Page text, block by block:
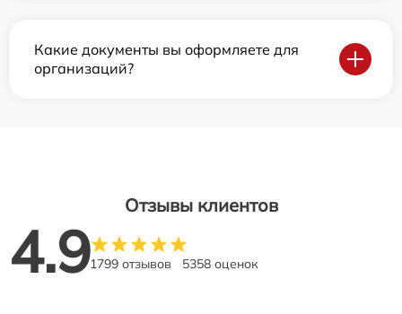
Какие документы вы оформляете для
организаций?
Отзывы клиентов
4.91799 отзывов 5358 оценок